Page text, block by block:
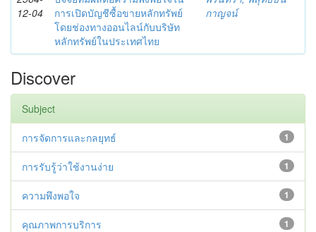
12-04
การเปิดบัญชีซื้อขายหลักทรัพย์
โดยช่องทางออนไลน์กับบริษัท
หลักทรัพย์ในประเทศไทย
กาญจน์
Discover
Subject
1
การจัดการและกลยุทธ์
1
การรับรู้ว่าใช้งานง่าย
1
ความพึงพอใจ
1
คุณภาพการบริการ